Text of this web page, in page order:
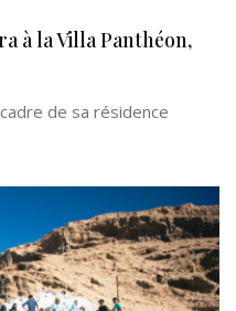
à la Villa Panthéon,
de sa résidence